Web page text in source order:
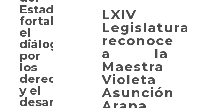
LXIV
Legislatura
reconoce
a la
Maestra
Violeta
Asunción
Estado
fortalece
el
diálogo
por
los
derechos
y el
desarrollo